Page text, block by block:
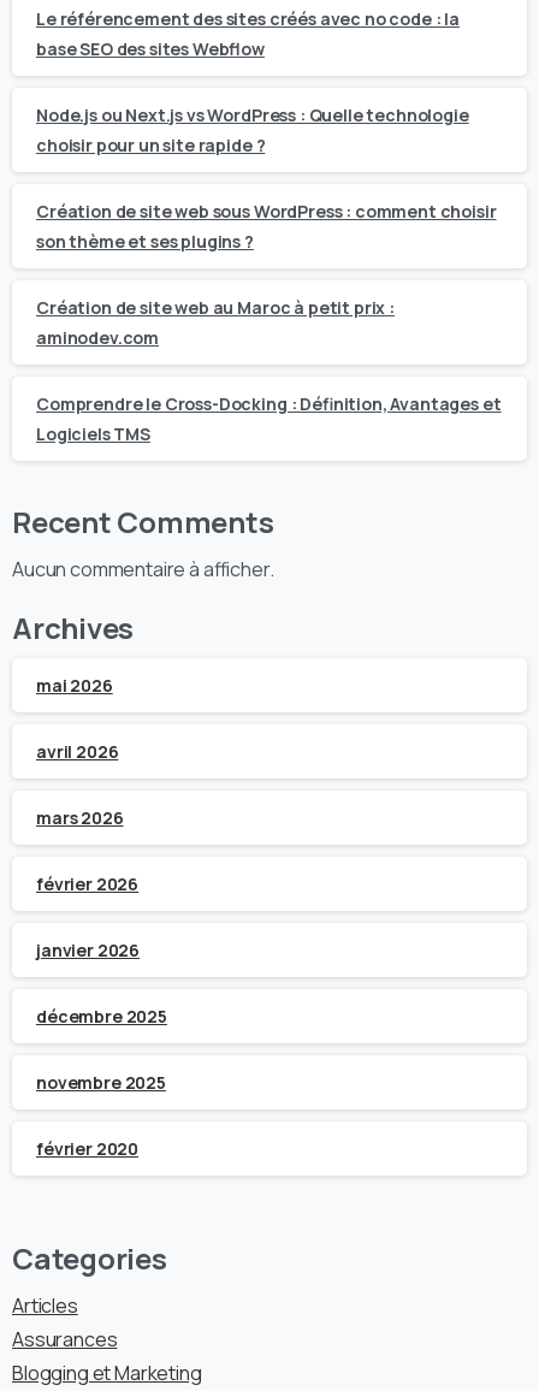
Le référencement des sites créés avec no code : la
base SEO des sites Webflow
Node.js ou Next.js vs WordPress : Quelle technologie
choisir pour un site rapide ?
Création de site web sous WordPress : comment choisir
son thème et ses plugins ?
Création de site web au Maroc à petit prix :
aminodev.com
Comprendre le Cross-Docking : Définition, Avantages et
Logiciels TMS
Recent Comments
Aucun commentaire à afficher.
Archives
mai 2026
avril 2026
mars 2026
février 2026
janvier 2026
décembre 2025
novembre 2025
février 2020
Categories
Articles
Assurances
Blogging et Marketing